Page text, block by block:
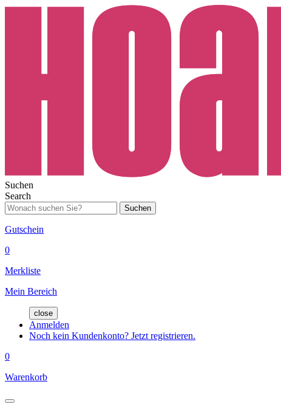
Suchen
Search
Suchen
Gutschein
0
Merkliste
Mein Bereich
close
Anmelden
Noch kein Kundenkonto? Jetzt registrieren.
0
Warenkorb